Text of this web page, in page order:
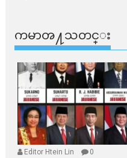
ကမာၻ႔သတင္း
Editor Htein Lin 0